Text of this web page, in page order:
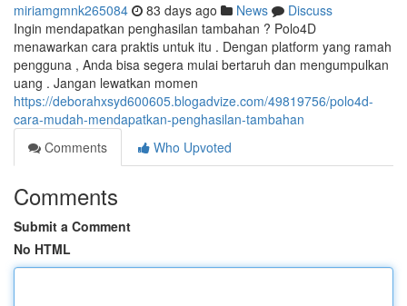
miriamgmnk265084 83 days ago News
Discuss
Ingin mendapatkan penghasilan tambahan ? Polo4D
menawarkan cara praktis untuk itu . Dengan platform yang ramah
pengguna , Anda bisa segera mulai bertaruh dan mengumpulkan
uang . Jangan lewatkan momen
https://deborahxsyd600605.blogadvize.com/49819756/polo4d-
cara-mudah-mendapatkan-penghasilan-tambahan
Comments
Who Upvoted
Comments
Submit a Comment
No HTML